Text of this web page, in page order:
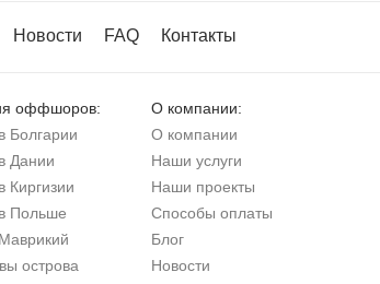
Новости FAQ Контакты
оффшоров:
Болгарии
Дании
Киргизии
Польше
острова
О компании:
О компании
Наши услуги
Наши проекты
Способы оплаты
Блог
Новости